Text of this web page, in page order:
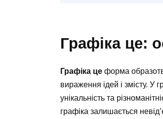
Графіка це:
Графіка це форма
вираження ідей і змісту. У
унікальність та
графіка залишається